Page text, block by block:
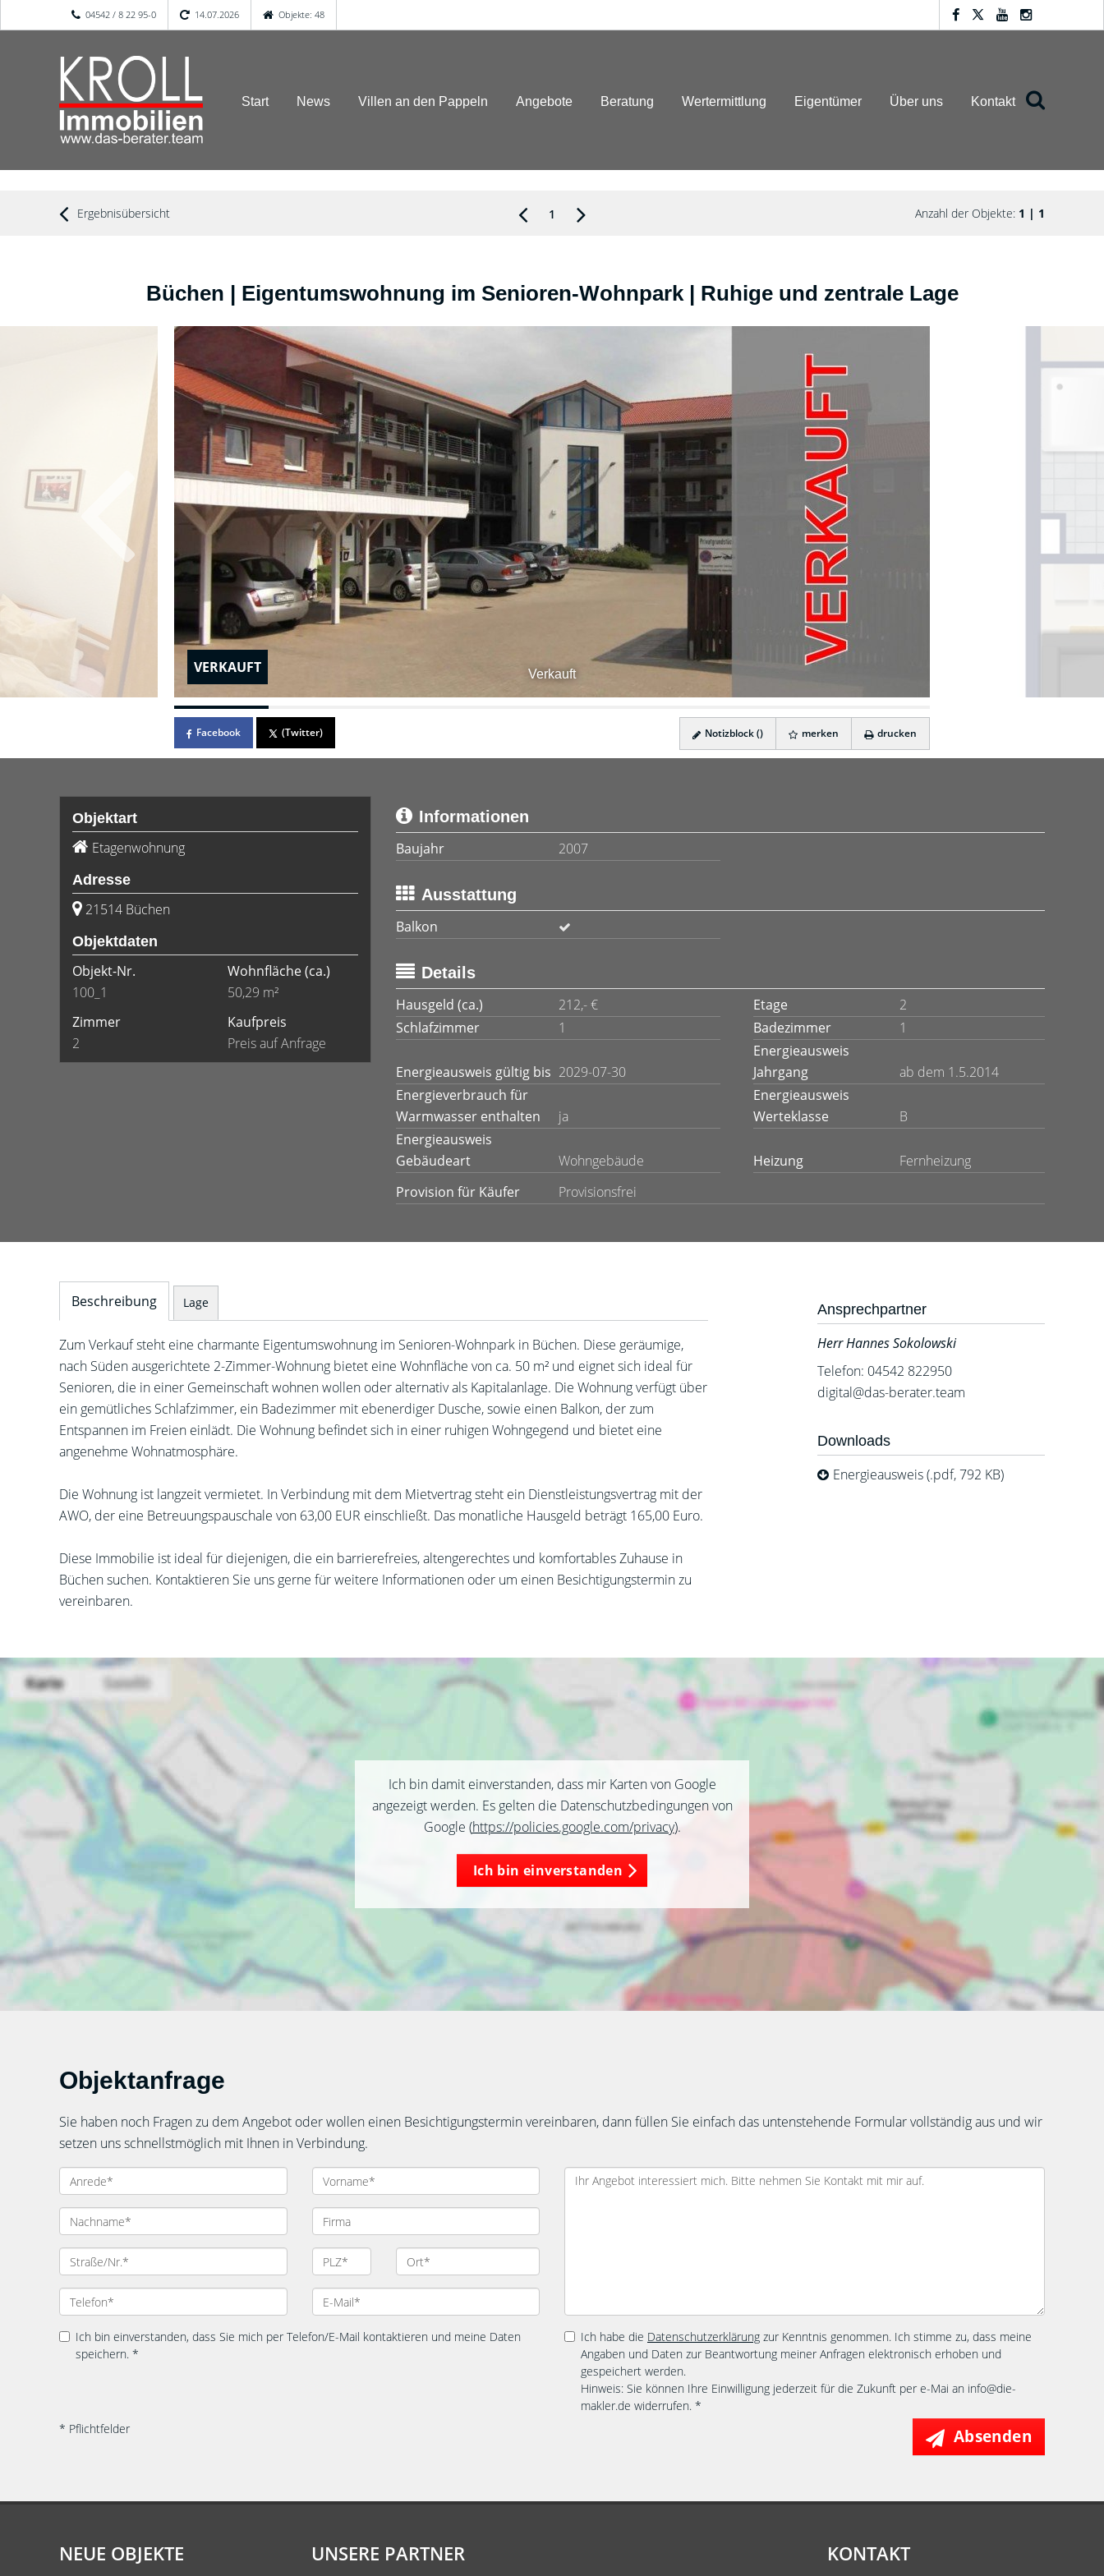
04542 / 8 22 95-0 14.07.2026 Objekte: 48
Start News Villen an den Pappeln Angebote Beratung Wertermittlung Eigentümer Über uns Kontakt
Ergebnisübersicht 1 Anzahl der Objekte: 1 | 1
Büchen | Eigentumswohnung im Senioren-Wohnpark | Ruhige und zentrale Lage
Verkauft
VERKAUFT
Facebook (Twitter) Notizblock () merken drucken
Objektart
Etagenwohnung
Adresse
21514 Büchen
Objektdaten
Objekt-Nr.
100_1
Wohnfläche(ca.)
50,29 m²
Zimmer
2
Kaufpreis
Preis auf Anfrage
Informationen
Baujahr
2007
Ausstattung
Balkon
Details
Hausgeld (ca.)
212,- € Etage
2
Schlafzimmer
1 Badezimmer 1
Energieausweis gültig bis 2029-07-30
Energieausweis
Jahrgang
ab dem 1.5.2014
Energieverbrauch für
Warmwasser enthalten
ja
Energieausweis
Werteklasse
B
Energieausweis
Gebäudeart
Wohngebäude Heizung
Fernheizung
Provision für Käufer
Provisionsfrei
Beschreibung Lage
Zum Verkauf steht eine charmante Eigentumswohnung im Senioren-Wohnpark in Büchen. Diese geräumige,
nach Süden ausgerichtete 2-Zimmer-Wohnung bietet eine Wohnfläche von ca. 50 m² und eignet sich ideal für
Senioren, die in einer Gemeinschaft wohnen wollen oder alternativ als Kapitalanlage. Die Wohnung verfügt über
ein gemütliches Schlafzimmer, ein Badezimmer mit ebenerdiger Dusche, sowie einen Balkon, der zum
Entspannen im Freien einlädt. Die Wohnung befindet sich in einer ruhigen Wohngegend und bietet eine
angenehme Wohnatmosphäre.
Die Wohnung ist langzeit vermietet. In Verbindung mit dem Mietvertrag steht ein Dienstleistungsvertrag mit der
AWO, der eine Betreuungspauschale von 63,00 EUR einschließt. Das monatliche Hausgeld beträgt 165,00 Euro.
Diese Immobilie ist ideal für diejenigen, die ein barrierefreies, altengerechtes und komfortables Zuhause in
Büchen suchen. Kontaktieren Sie uns gerne für weitere Informationen oder um einen Besichtigungstermin zu
vereinbaren.
Ansprechpartner
Herr Hannes Sokolowski
Telefon: 04542 822950
digital@das-berater.team
Downloads
Energieausweis (.pdf, 792 KB)
Ich bin damit einverstanden, dass mir Karten von Google
angezeigt werden. Es gelten die Datenschutzbedingungen von
Google (https://policies.google.com/privacy).
Ich bin einverstanden
Objektanfrage
Sie haben noch Fragen zu dem Angebot oder wollen einen Besichtigungstermin vereinbaren, dann füllen Sie einfach das untenstehende Formular vollständig aus und wir
setzen uns schnellstmöglich mit Ihnen in Verbindung.
Ich bin einverstanden, dass Sie mich per Telefon/E-Mail kontaktieren und meine Daten
speichern. *
Ich habe die Datenschutzerklärung zur Kenntnis genommen. Ich stimme zu, dass meine
Angaben und Daten zur Beantwortung meiner Anfragen elektronisch erhoben und
gespeichert werden.
Hinweis: Sie können Ihre Einwilligung jederzeit für die Zukunft per e-Mai an info@die-
makler.de widerrufen. *
* Pflichtfelder
Absenden
NEUE OBJEKTE UNSERE PARTNER KONTAKT